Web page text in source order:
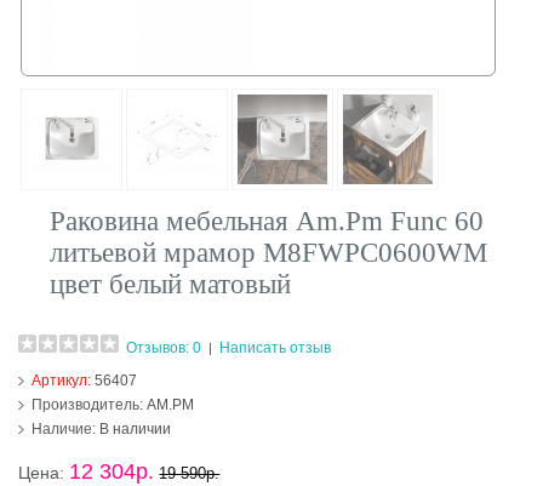
Раковина мебельная Am.Pm Func 60
литьевой мрамор M8FWPC0600WM
цвет белый матовый
Отзывов: 0
Написать отзыв
Артикул:56407
Производитель: AM.PM
Наличие: В наличии
Цена: 12 304р. 19 590р.